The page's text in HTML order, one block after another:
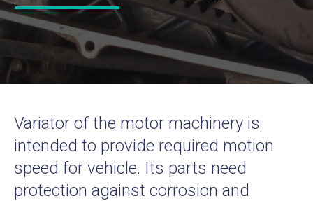
Variator of the motor machinery is
intended to provide required motion
speed for vehicle. Its parts need
protection against corrosion and